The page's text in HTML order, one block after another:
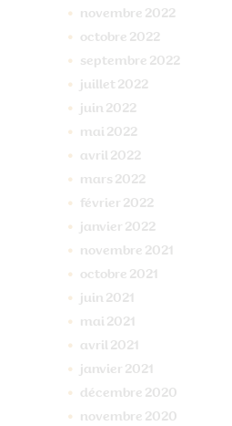
novembre 2022
octobre 2022
septembre 2022
juillet 2022
juin 2022
mai 2022
avril 2022
mars 2022
février 2022
janvier 2022
novembre 2021
octobre 2021
juin 2021
mai 2021
avril 2021
janvier 2021
décembre 2020
novembre 2020